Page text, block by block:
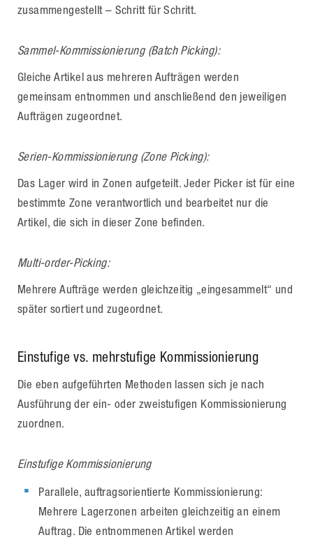
zusammengestellt – Schritt für Schritt.
Sammel-Kommissionierung (Batch Picking):
Gleiche Artikel aus mehreren Aufträgen werden
gemeinsam entnommen und anschließend den jeweiligen
Aufträgen zugeordnet.
Serien-Kommissionierung (Zone Picking):
Das Lager wird in Zonen aufgeteilt. Jeder Picker ist für eine
bestimmte Zone verantwortlich und bearbeitet nur die
Artikel, die sich in dieser Zone befinden.
Multi-order-Picking:
Mehrere Aufträge werden gleichzeitig „eingesammelt“ und
später sortiert und zugeordnet.
Einstufige vs. mehrstufige Kommissionierung
Die eben aufgeführten Methoden lassen sich je nach
Ausführung der ein- oder zweistufigen Kommissionierung
zuordnen.
Einstufige Kommissionierung
Parallele, auftragsorientierte Kommissionierung:
Mehrere Lagerzonen arbeiten gleichzeitig an einem
Auftrag. Die entnommenen Artikel werden